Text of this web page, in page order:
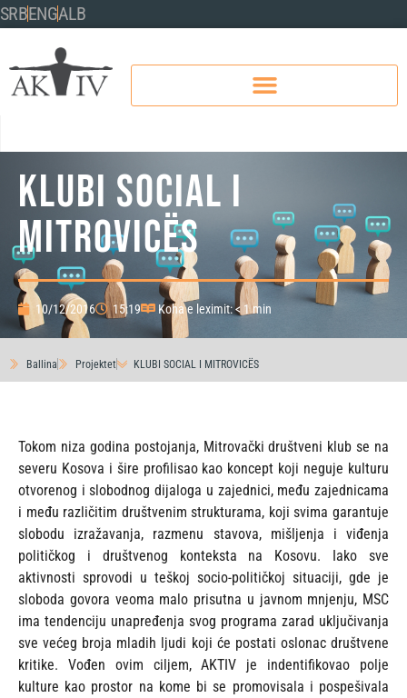
SRBENGALB
KLUBI SOCIAL I
MITROVICËS
10/12/2016 15:19 Koha e leximit: < 1 min
Ballina Projektet KLUBI SOCIAL I MITROVICËS
Tokom niza godina postojanja, Mitrovački društveni klub se na
severu Kosova i šire profilisao kao koncept koji neguje kulturu
otvorenog i slobodnog dijaloga u zajednici, među zajednicama
i među različitim društvenim strukturama, koji svima garantuje
slobodu izražavanja, razmenu stavova, mišljenja i viđenja
političkog i društvenog konteksta na Kosovu. Iako sve
aktivnosti sprovodi u teškoj socio-političkoj situaciji, gde je
sloboda govora veoma malo prisutna u javnom mnjenju, MSC
ima tendenciju unapređenja svog programa zarad uključivanja
sve većeg broja mladih ljudi koji će postati oslonac društvene
kritike. Vođen ovim ciljem, AKTIV je indentifikovao polje
kulture kao prostor na kome bi se promovisala i pospešivala